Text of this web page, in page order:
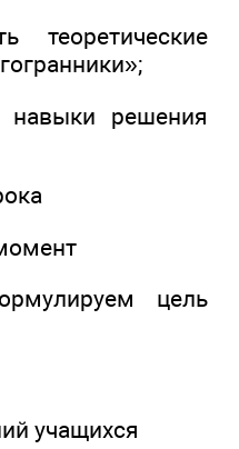
теоретические
навыки решения
цель
учащихся